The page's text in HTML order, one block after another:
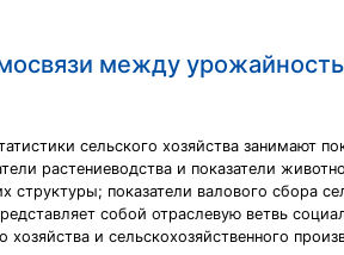
между
сельского хозяйства занимают
растениеводства и показатели
структуры; показатели валового сбора
собой отраслевую ветвь
и сельскохозяйственного